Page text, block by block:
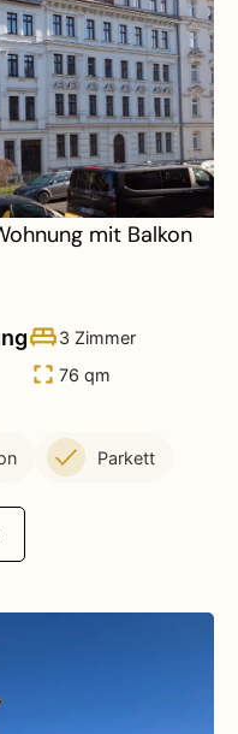
mit Balkon
3 Zimmer
76 qm
Parkett